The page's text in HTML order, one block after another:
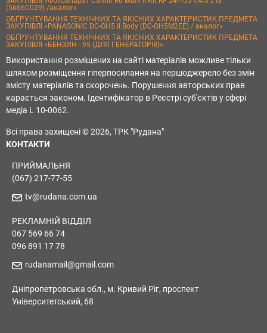
(5666C029) /аналог»
ОБҐРУНТУВАННЯ ТЕХНІЧНИХ ТА ЯКІСНИХ ХАРАКТЕРИСТИК ПРЕДМЕТА
ЗАКУПІВЛІ «PANASONIC DC-GH5 II Body (DC-GH5M2EE) / аналог»
ОБҐРУНТУВАННЯ ТЕХНІЧНИХ ТА ЯКІСНИХ ХАРАКТЕРИСТИК ПРЕДМЕТА
ЗАКУПІВЛІ «БЕНЗИН - 95 (ДЛЯ ГЕНЕРАТОРІВ)»
Використання розміщених на сайті матеріалів можливе тільки
шляхом розміщення гіперпосилання на першоджерело без змін
змісту матеріалів та скорочень. Порушення авторських прав
карається законом. Ідентифікатор в Реєстрі суб'єктів у сфері
медіа L 10-0062.
Всі права захищені © 2026, ТРК "Рудана"
КОНТАКТИ
ПРИЙМАЛЬНЯ
(067) 217-77-55
tv@rudana.com.ua
РЕКЛАМНІЙ ВІДДІЛ
067 569 66 74
096 891 17 78
rudanamail@gmail.com
Дніпропетровська обл., м. Кривий Ріг, проспект
Університетський, 68